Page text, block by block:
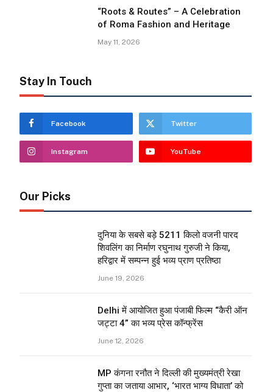
“Roots & Routes” – A Celebration
of Roma Fashion and Heritage
May 11, 2026
Stay In Touch
Facebook Twitter
Instagram YouTube
Our Picks
दुनिया के सबसे बड़े 5211 किलो वजनी पारद
शिवलिंग का निर्माण रघुनाथ गुरुजी ने किया,
हरिद्वार में सम्पन्न हुई भव्य प्राण प्रतिष्ठा
June 19, 2026
Delhi में आयोजित हुआ पंजाबी फिल्म “कैरी ऑन
जट्टा 4” का भव्य प्रेस कॉन्फ्रेंस
June 12, 2026
MP कंगना रनौत ने दिल्ली की मुख्यमंत्री रेखा
गुप्ता का जताया आभार, ‘भारत भाग्य विधाता’ को